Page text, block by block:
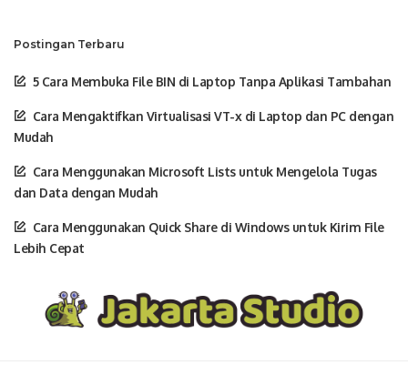
Postingan Terbaru
5 Cara Membuka File BIN di Laptop Tanpa Aplikasi Tambahan
Cara Mengaktifkan Virtualisasi VT-x di Laptop dan PC dengan
Mudah
Cara Menggunakan Microsoft Lists untuk Mengelola Tugas
dan Data dengan Mudah
Cara Menggunakan Quick Share di Windows untuk Kirim File
Lebih Cepat